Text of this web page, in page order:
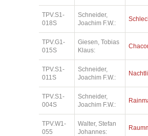
TPV.S1-
018S
Schneider,
Joachim F.W.:
TPV.G1-
015S
Giesen, Tobias
Klaus:
TPV.S1-
011S
Schneider,
Joachim F.W.:
TPV.S1-
004S
Schneider,
Joachim F.W.:
TPV.W1-
055
Walter, Stefan
Johannes: